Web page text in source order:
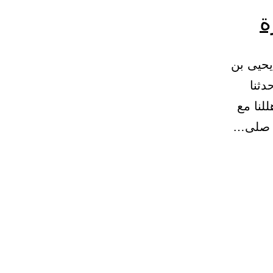
184 – (1231) حدثنا يحيى بن
مع
صلى…